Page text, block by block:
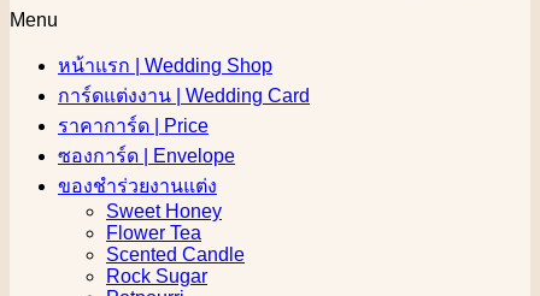
Menu
หน้าแรก | Wedding Shop
การ์ดแต่งงาน | Wedding Card
ราคาการ์ด | Price
ซองการ์ด | Envelope
ของชำร่วยงานแต่ง
Sweet Honey
Flower Tea
Scented Candle
Rock Sugar